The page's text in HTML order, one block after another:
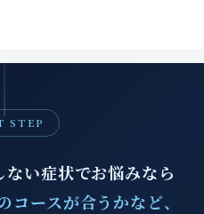
STEP
い症状でお悩みなら
ースが合うかなど、